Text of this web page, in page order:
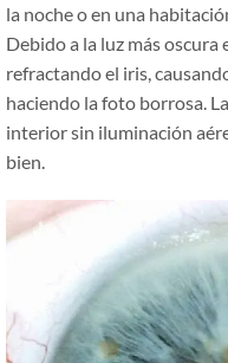
la noche o en una
Debido a la luz más oscura
refractando el iris,
haciendo la foto borrosa.
interior sin iluminación
bien.